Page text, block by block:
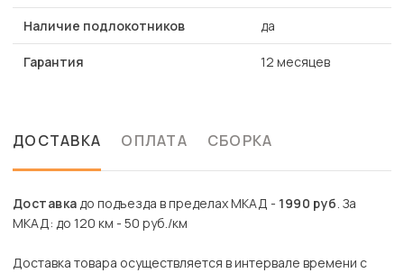
Наличие подлокотников да
Гарантия 12 месяцев
ДОСТАВКА ОПЛАТА СБОРКА
Доставкадо подъезда в пределах МКАД - 1990 руб. За
МКАД: до 120 км - 50 руб./км
Доставка товара осуществляется в интервале времени с